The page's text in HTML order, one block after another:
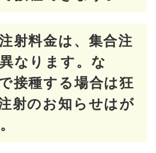
射料金は、集合注
なります。な
接種する場合は狂
射のお知らせはが